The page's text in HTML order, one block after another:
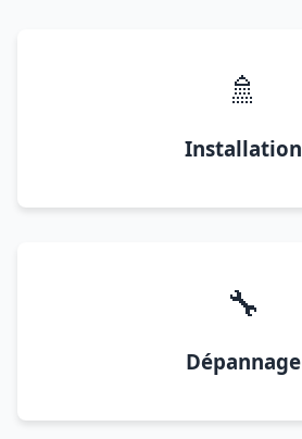
🚿
Installation
🔧
Dépannage